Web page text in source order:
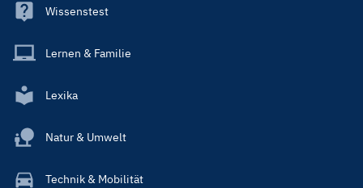
Wissenstest
Lernen & Familie
Lexika
Natur & Umwelt
Technik & Mobilität